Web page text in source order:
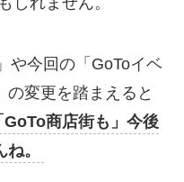
や今回の「GoToイベ
変更を踏まえると
GoTo商店街も」今後
。